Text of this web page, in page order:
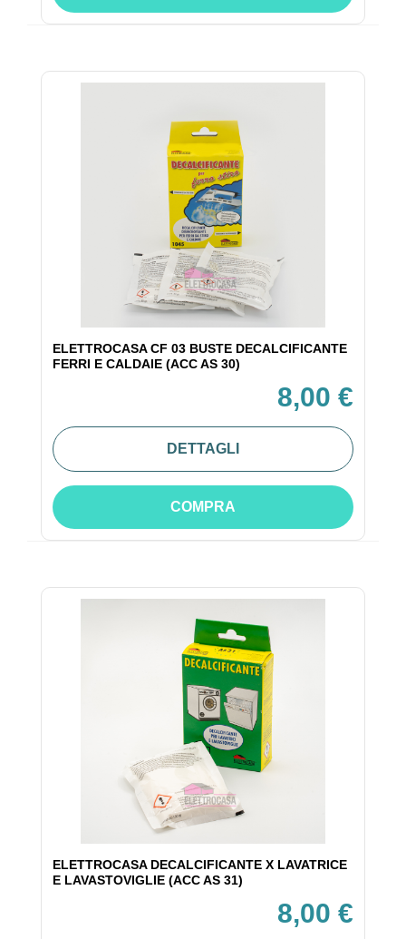
ELETTROCASA CF 03 BUSTE DECALCIFICANTE
FERRI E CALDAIE (ACC AS 30)
8,00 €
DETTAGLI
COMPRA
ELETTROCASA DECALCIFICANTE X LAVATRICE
E LAVASTOVIGLIE (ACC AS 31)
8,00 €